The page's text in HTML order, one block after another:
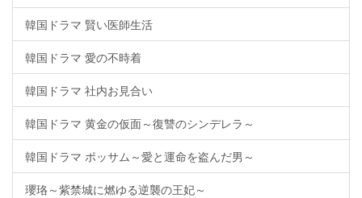
韓国ドラマ 賢い医師生活
韓国ドラマ 愛の不時着
韓国ドラマ 社内お見合い
韓国ドラマ 黄金の仮面～復讐のシンデレラ～
韓国ドラマ ポッサム～愛と運命を盗んだ男～
瓔珞～紫禁城に燃ゆる逆襲の王妃～